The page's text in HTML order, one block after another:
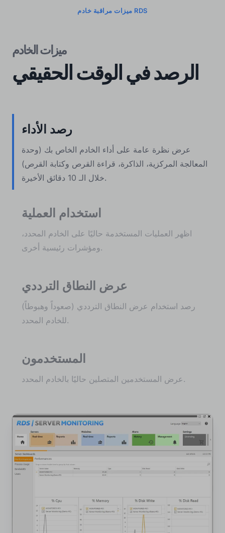
ميزات مراقبة خادم RDS
ميزات الخادم
الرصد في الوقت الحقيقي
رصد الأداء
عرض نظرة عامة على أداء الخادم الخاص بك (وحدة
المعالجة المركزية، الذاكرة، قراءة القرص وكتابة القرص)
خلال الـ 10 دقائق الأخيرة.
استخدام العملية
اظهر العمليات المستخدمة حاليًا على الخادم المحدد،
ومؤشرات رئيسية أخرى.
عرض النطاق الترددي
رصد استخدام عرض النطاق الترددي (صعوداً وهبوطاً)
للخادم المحدد.
المستخدمون
عرض المستخدمين المتصلين حاليًا بالخادم المحدد.